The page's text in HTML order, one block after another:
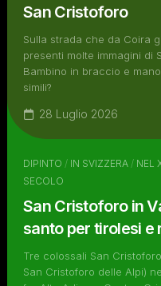
San Cristoforo
Sulla strada che da Coira
presenti molte immagini di
Bambino in braccio e
simili?
28 Luglio 2026
DIPINTO / IN SVIZZERA / NEL
SECOLO
San Cristoforo in
santo per tirolesi e
Tre colossali San
San Cristoforo delle Alpi)